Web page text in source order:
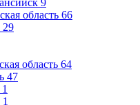
9
область 66
29
область 64
47
1
1